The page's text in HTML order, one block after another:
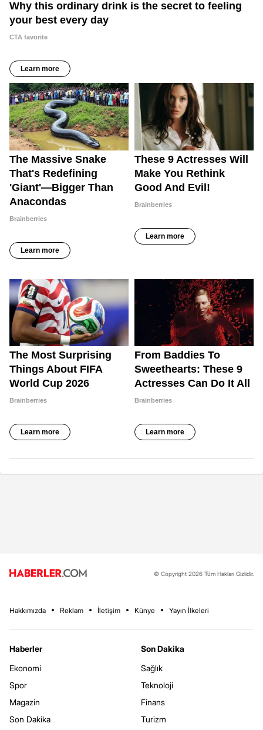
© Copyright 2026 Tüm Hakları Gizlidir.
Hakkımızda Reklam İletişim Künye Yayın İlkeleri
Haberler
Ekonomi
Spor
Magazin
Son Dakika
Son Dakika
Sağlık
Teknoloji
Finans
Turizm